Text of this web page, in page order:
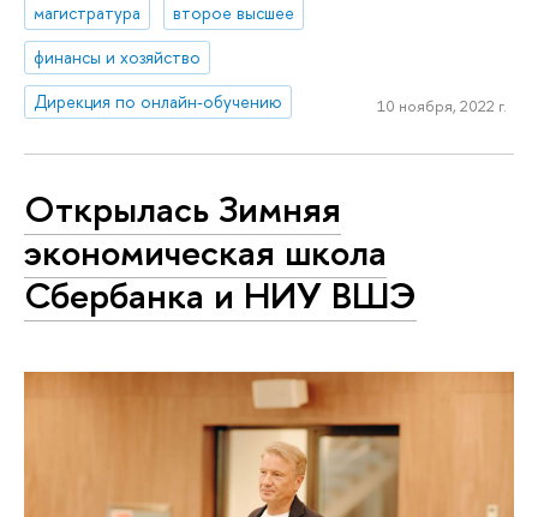
магистратура
второе высшее
финансы и хозяйство
Дирекция по онлайн-обучению
10 ноября, 2022 г.
Открылась Зимняя
экономическая школа
Сбербанка и НИУ ВШЭ